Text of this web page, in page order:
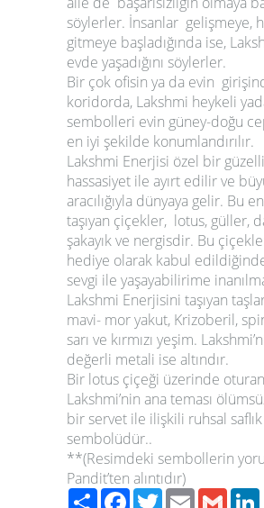
söylerler. İnsanlar gelişmeye,
gitmeye başladığında ise,
evde yaşadığını söylerler.
Bir çok ofisin ya da evin
koridorda, Lakshmi heykeli
sembolleri evin güney-doğu
en iyi şekilde konumlandırılır.
Lakshmi Enerjisi özel bir
hassasiyet ile ayırt edilir ve
aracılığıyla dünyaya gelir. Bu
taşıyan çiçekler, lotus, güller,
şakayık ve nergisdir. Bu
hediye olarak kabul
sevgi ile yaşayabilirime
Lakshmi Enerjisini taşıyan
mavi- mor yakut, Krizoberil,
sarı ve kırmızı yeşim.
değerli metali ise altındır.
Bir lotus çiçeği üzerinde
Lakshmi’nin ana teması
bir servet ile ilişkili ruhsal
sembolüdür..
**(Resimdeki sembollerin
Pandit’ten alıntıdır)
PaylaşFacebook
TwitterEmailGmail